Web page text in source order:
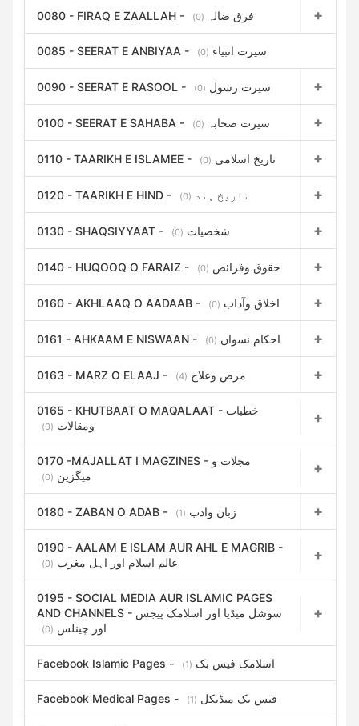
0080 - FIRAQ E ZAALLAH - فرق ضالہ (0)
0085 - SEERAT E ANBIYAA - سیرت انبیاء (0)
0090 - SEERAT E RASOOL - سیرت رسول (0)
0100 - SEERAT E SAHABA - سیرت صحابہ (0)
0110 - TAARIKH E ISLAMEE - تاریخ اسلامی (0)
0120 - TAARIKH E HIND - تاریخ ہند (0)
0130 - SHAQSIYYAAT - شخصیات (0)
0140 - HUQOOQ O FARAIZ - حقوق وفرائض (0)
0160 - AKHLAAQ O AADAAB - اخلاق وآداب (0)
0161 - AHKAAM E NISWAAN - احکام نسواں (0)
0163 - MARZ O ELAAJ - مرض وعلاج (4)
0165 - KHUTBAAT O MAQALAAT - خطبات
ومقالات (0)
0170 -MAJALLAT I MAGZINES - مجلات و
میگزین (0)
0180 - ZABAN O ADAB - زبان وادب (1)
0190 - AALAM E ISLAM AUR AHL E MAGRIB -
عالم اسلام اور اہل مغرب (0)
0195 - SOCIAL MEDIA AUR ISLAMIC PAGES
AND CHANNELS - سوشل میڈیا اور اسلامک پیجس
اور چینلس (0)
Facebook Islamic Pages - اسلامک فیس بک (1)
Facebook Medical Pages - فیس بک میڈیکل (1)